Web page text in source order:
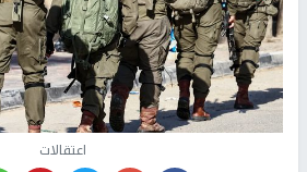
اعتقالات